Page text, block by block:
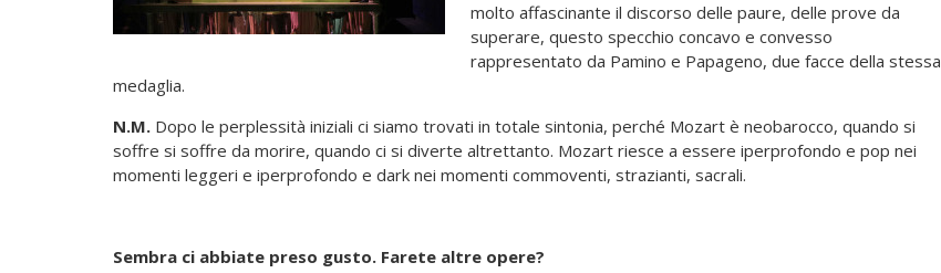
molto affascinante il discorso delle paure, delle prove da
superare, questo specchio concavo e convesso
rappresentato da Pamino e Papageno, due facce della stessa
medaglia.
N.M. Dopo le perplessità iniziali ci siamo trovati in totale sintonia, perché Mozart è neobarocco, quando si
soffre si soffre da morire, quando ci si diverte altrettanto. Mozart riesce a essere iperprofondo e pop nei
momenti leggeri e iperprofondo e dark nei momenti commoventi, strazianti, sacrali.
Sembra ci abbiate preso gusto. Farete altre opere?